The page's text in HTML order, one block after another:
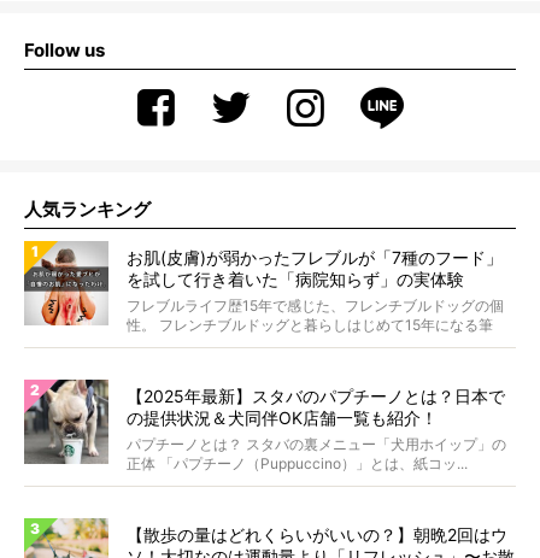
Follow us
人気ランキング
お肌(皮膚)が弱かったフレブルが「7種のフード」
を試して行き着いた「病院知らず」の実体験
フレブルライフ歴15年で感じた、フレンチブルドッグの個
性。 フレンチブルドッグと暮らしはじめて15年になる筆
者...
【2025年最新】スタバのパプチーノとは？日本で
の提供状況＆犬同伴OK店舗一覧も紹介！
パプチーノとは？ スタバの裏メニュー「犬用ホイップ」の
正体 「パプチーノ（Puppuccino）」とは、紙コッ...
【散歩の量はどれくらいがいいの？】朝晩2回はウ